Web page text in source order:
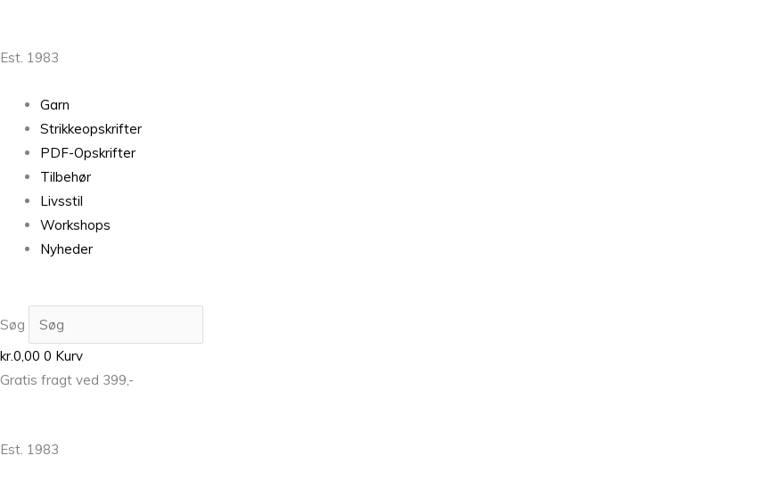
Est. 1983
Garn
Strikkeopskrifter
PDF-Opskrifter
Tilbehør
Livsstil
Workshops
Nyheder
Søg
kr.0,00 0 Kurv
Gratis fragt ved 399,-
Est. 1983